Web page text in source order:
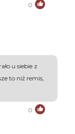
0
u siebie z
to niż remis,
0